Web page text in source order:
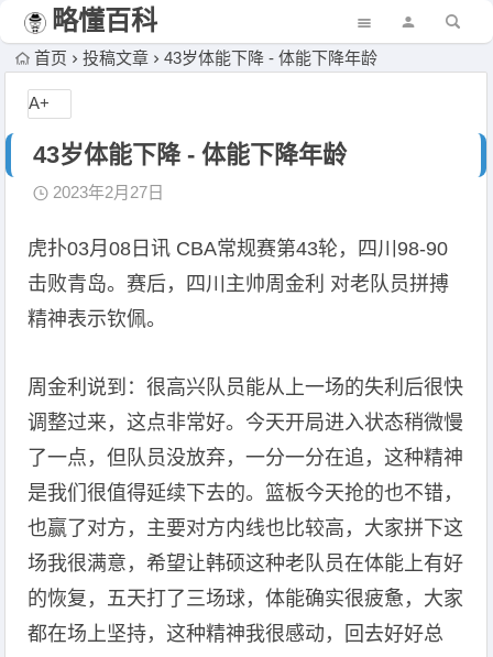
略懂百科
首页 投稿文章 43岁体能下降 - 体能下降年龄
43岁体能下降 - 体能下降年龄
2023年2月27日
虎扑03月08日讯 CBA常规赛第43轮，四川98-90
击败青岛。赛后，四川主帅周金利 对老队员拼搏
精神表示钦佩。
周金利说到：很高兴队员能从上一场的失利后很快
调整过来，这点非常好。今天开局进入状态稍微慢
了一点，但队员没放弃，一分一分在追，这种精神
是我们很值得延续下去的。篮板今天抢的也不错，
也赢了对方，主要对方内线也比较高，大家拼下这
场我很满意，希望让韩硕这种老队员在体能上有好
的恢复，五天打了三场球，体能确实很疲惫，大家
都在场上坚持，这种精神我很感动，回去好好总
A+